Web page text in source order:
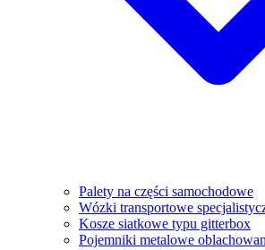
Palety na części samochodowe
Wózki transportowe
Kosze siatkowe typu gitterbox
Pojemniki metalowe